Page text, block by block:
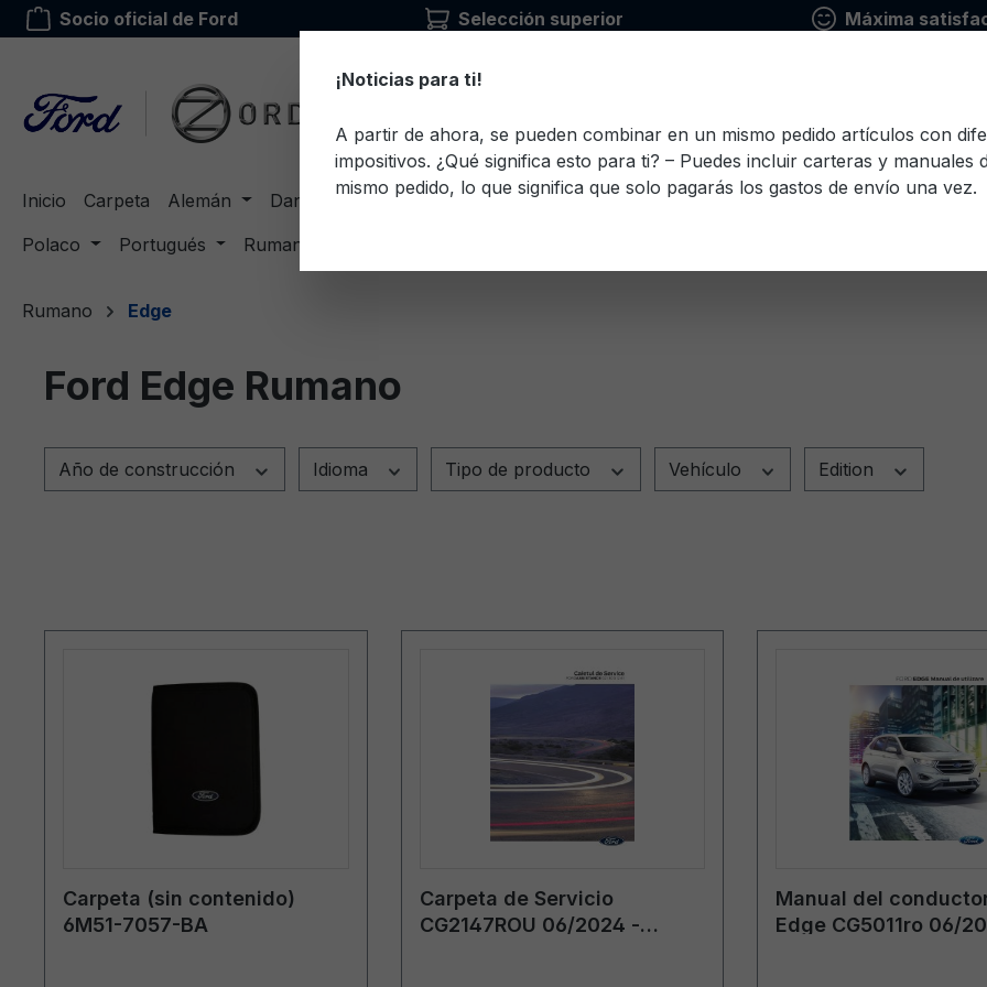
Saltar a la navegación principal
Socio oficial de Ford Selección superior Máxima
Inicio Carpeta Alemán Danés Inglés Estonio Finlandés Francés Griego Italiano
Polaco
Portugués Rumano
Rumano Edge
Ford Edge Rumano
Año de construcción Idioma Tipo de producto Vehículo Edition
Carpeta (sin contenido)
6M51-7057-BA
Carpeta de Servicio
CG2147ROU 06/2024 -
Manual del
Edge CG5011ro 06/
¡Noticias para ti!
A partir de ahora, se pueden combinar en un mismo pedido artículos con
impositivos. ¿Qué significa esto para ti? – Puedes incluir carteras y manuales
mismo pedido, lo que significa que solo pagarás los gastos de envío una vez.